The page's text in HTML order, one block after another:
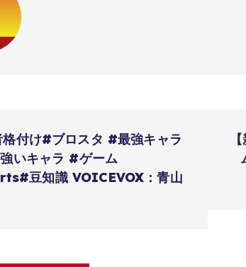
格付け#ブロスタ #最強キャラ
いキャラ #ゲーム
豆知識 VOICEVOX：青山